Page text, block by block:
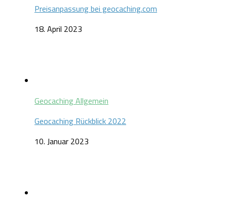
Preisanpassung bei geocaching.com
18. April 2023
Geocaching Allgemein
Geocaching Rückblick 2022
10. Januar 2023